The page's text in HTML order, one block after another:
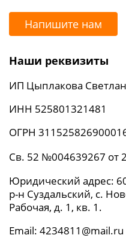
Напишите нам
Наши реквизиты
ИП Цыплакова
ИНН 525801321481
ОГРН
Св. 52 №004639267 от
Юридический адрес:
р-н Суздальский, с.
Рабочая, д. 1, кв. 1.
Email: 4234811@mail.ru